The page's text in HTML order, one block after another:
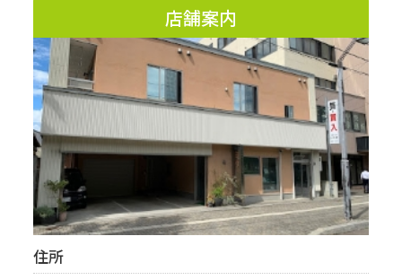
店舗案内
住所